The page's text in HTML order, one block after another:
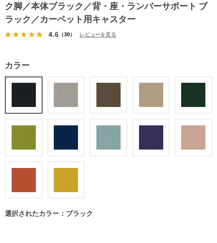
ク脚／本体ブラック／背・座・ランバーサポート ブ
ラック／カーペット用キャスター
4.6（30） レビューを見る
カラー
選択されたカラー：ブラック